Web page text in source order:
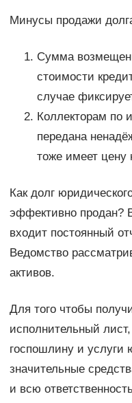
Минусы продажи
Сумма
стоимости
случае
Коллекторам по
передана
тоже имеет цену
Как долг
эффективно продан?
входит постоянный
Ведомство
активов.
Для того чтобы
исполнительный
госпошлину и услуги
значительные
и всю